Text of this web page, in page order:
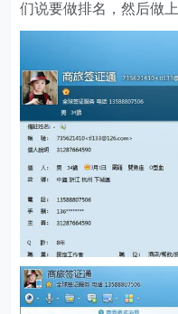
们说要做排名，然后做